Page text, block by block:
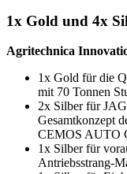
1x Gold und 4x
Agritechnica
1x Gold für die
mit 70 Tonnen
2x Silber für
Gesamtkonzept
CEMOS AUTO
1x Silber für
Antriebsstrang-